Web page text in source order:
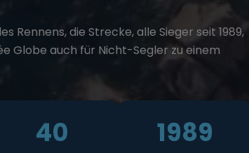
Rennens, die Strecke, alle Sieger seit 1989,
Globe auch für Nicht-Segler zu einem
40 1989